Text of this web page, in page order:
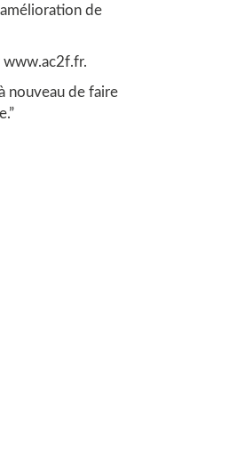
de
www.ac2f.fr.
nouveau de faire